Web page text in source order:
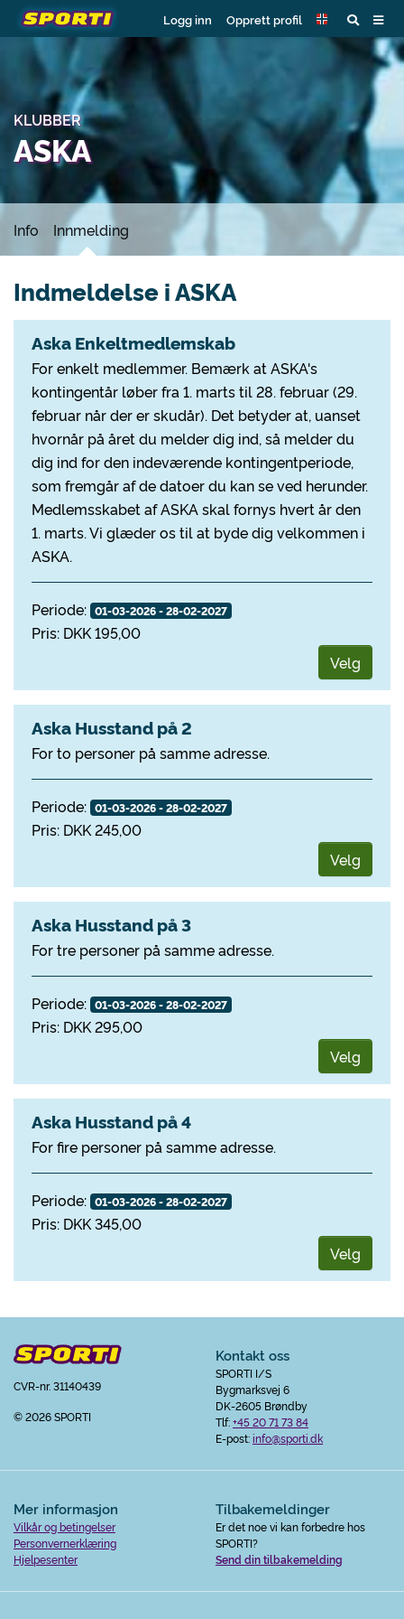
Logg inn Opprett profil
KLUBBER
ASKA
Info Innmelding
Indmeldelse i ASKA
Aska Enkeltmedlemskab
For enkelt medlemmer. Bemærk at ASKA's
kontingentår løber fra 1. marts til 28. februar (29.
februar når der er skudår). Det betyder at, uanset
hvornår på året du melder dig ind, så melder du
dig ind for den indeværende kontingentperiode,
som fremgår af de datoer du kan se ved herunder.
Medlemsskabet af ASKA skal fornys hvert år den
1. marts. Vi glæder os til at byde dig velkommen i
ASKA.
Periode: 01-03-2026 - 28-02-2027
Pris: DKK 195,00
Velg
Aska Husstand på 2
For to personer på samme adresse.
Periode: 01-03-2026 - 28-02-2027
Pris: DKK 245,00
Velg
Aska Husstand på 3
For tre personer på samme adresse.
Periode: 01-03-2026 - 28-02-2027
Pris: DKK 295,00
Velg
Aska Husstand på 4
For fire personer på samme adresse.
Periode: 01-03-2026 - 28-02-2027
Pris: DKK 345,00
Velg
CVR-nr. 31140439
© 2026 SPORTI
Kontakt oss
SPORTI I/S
Bygmarksvej 6
DK-2605 Brøndby
Tlf:+45 20 71 73 84
E-post:info@sporti.dk
Mer informasjon
Vilkår og betingelser
Personvernerklæring
Hjelpesenter
Tilbakemeldinger
Er det noe vi kan forbedre hos
SPORTI?
Send din tilbakemelding